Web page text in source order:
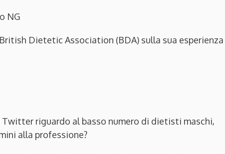
NG
Dietetic Association (BDA) sulla sua esperienza
riguardo al basso numero di dietisti maschi,
alla professione?